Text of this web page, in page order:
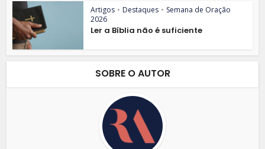
Artigos • Destaques • Semana de Oração
2026
Ler a Bíblia não é suficiente
SOBRE O AUTOR